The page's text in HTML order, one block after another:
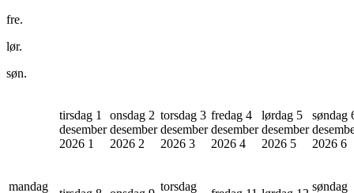
fre.
lør.
søn.
tirsdag 1
desember
2026 1
onsdag 2
desember
2026 2
torsdag 3
desember
2026 3
fredag 4
desember
2026 4
lørdag 5
desember
2026 5
søndag
2026 6
mandag torsdag søndag